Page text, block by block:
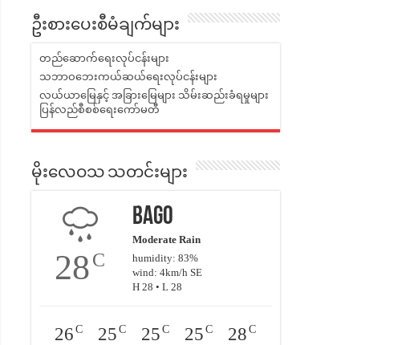
ဦးစားပေးစီမံချက်များ
တည်ဆောက်ရေးလုပ်ငန်းများ
သဘာဝဘေးကယ်ဆယ်ရေးလုပ်ငန်းများ
လယ်ယာမြေနှင့် အခြားမြေများ သိမ်းဆည်းခံရမှုများ
ပြန်လည်စီစစ်ရေးကော်မတီ
မိုးလေဝသ သတင်းများ
28C
Bago
Moderate Rain
humidity: 83%
wind: 4km/h SE
H 28 • L 28
26 C 25 C 25 C 25 C 28 C